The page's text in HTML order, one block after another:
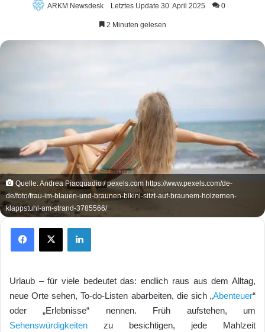
ARKM Newsdesk Letztes Update 30. April 2025 0
2 Minuten gelesen
Quelle: Andrea Piacquadio / pexels.com https://www.pexels.com/de-
de/foto/frau-im-blauen-und-braunen-bikini-sitzt-auf-braunem-holzernen-
klappstuhl-am-strand-3785566/
X
Urlaub – für viele bedeutet das: endlich raus aus dem Alltag,
neue Orte sehen, To-do-Listen abarbeiten, die sich „Abenteuer“
oder „Erlebnisse“ nennen. Früh aufstehen, um
Sehenswürdigkeiten zu besichtigen, jede Mahlzeit